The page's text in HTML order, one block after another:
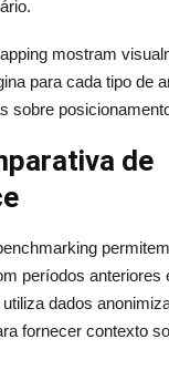
mostram
para cada tipo de
sobre
de
períodos anteriores
dados
fornecer contexto